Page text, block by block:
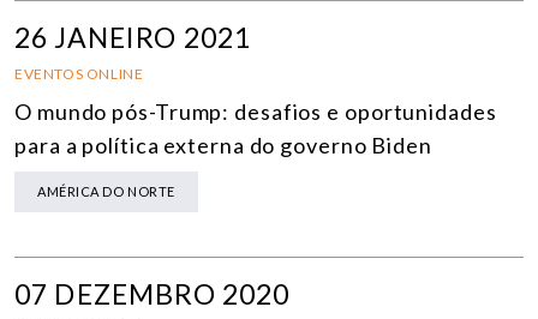
26 JANEIRO 2021
EVENTOS ONLINE
O mundo pós-Trump: desafios e oportunidades
para a política externa do governo Biden
AMÉRICA DO NORTE
07 DEZEMBRO 2020